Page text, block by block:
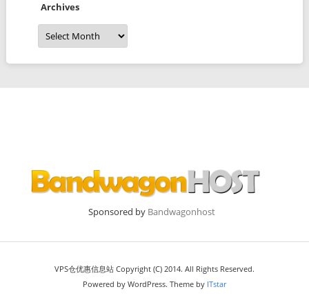
Archives
Archives
Sponsored by Bandwagonhost
VPS仓优惠信息站 Copyright (C) 2014. All Rights Reserved.
Powered by WordPress. Theme by ITstar